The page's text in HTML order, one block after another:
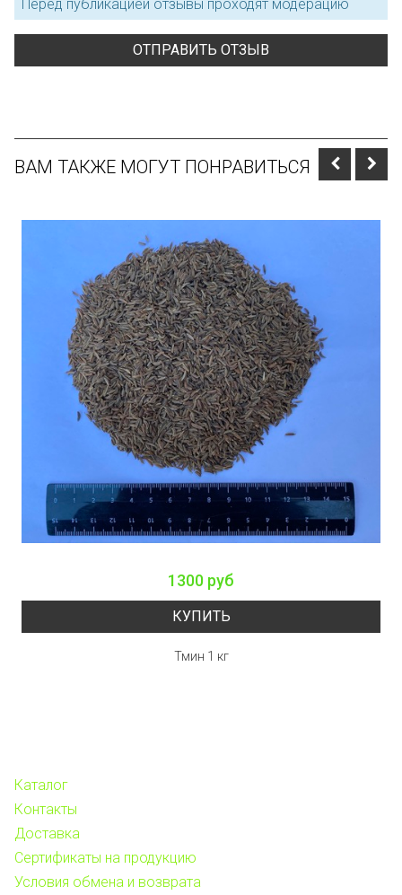
Перед публикацией отзывы проходят модерацию
ВАМ ТАКЖЕ МОГУТ ПОНРАВИТЬСЯ
1300 руб
КУПИТЬ
Тмин 1 кг
Каталог
Контакты
Доставка
Сертификаты на продукцию
Условия обмена и возврата